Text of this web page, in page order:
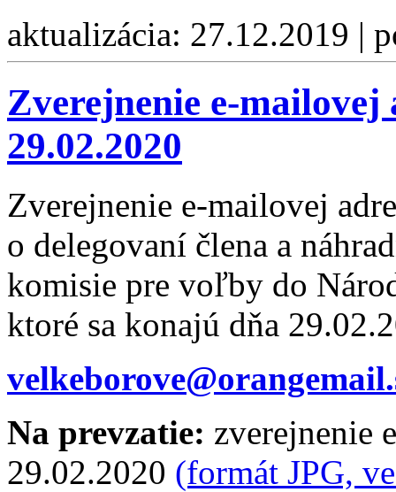
aktualizácia: 27.12.2019 |
Zverejnenie e-
29.02.2020
Zverejnenie e-mailovej
o delegovaní člena a
komisie pre voľby do
ktoré sa konajú dňa
Na prevzatie: zverejnenie
29.02.2020 (formát JPG,